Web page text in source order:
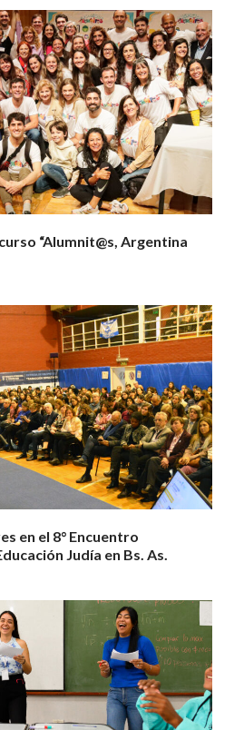
“Alumnit@s, Argentina
en el 8° Encuentro
Judía en Bs. As.